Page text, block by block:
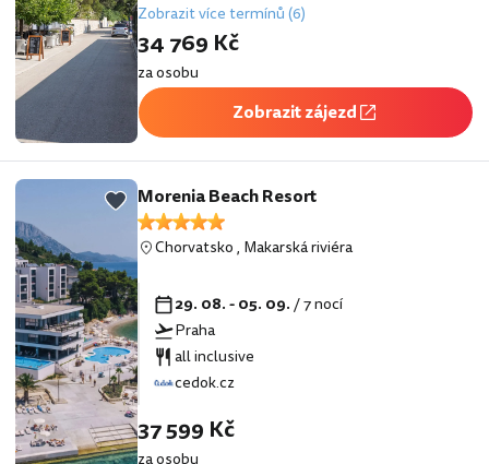
Zobrazit více termínů (6)
34 769 Kč
za osobu
Zobrazit zájezd
Morenia Beach Resort
Chorvatsko, Makarská riviéra
29. 08. - 05. 09./ 7 nocí
Praha
all inclusive
cedok.cz
37 599 Kč
za osobu